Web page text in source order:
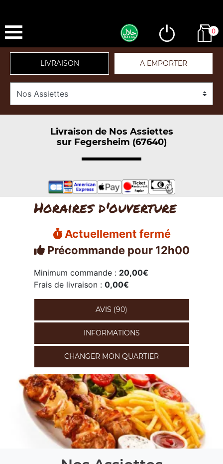
0
LIVRAISON A EMPORTER
Livraison de Nos Assiettes
sur Fegersheim (67640)
Horaires d'ouverture
Actuellement fermé
Précommande pour 12h00
Minimum commande : 20,00€
Frais de livraison : 0,00€
AVIS (90)
INFORMATIONS
CHANGER MON QUARTIER